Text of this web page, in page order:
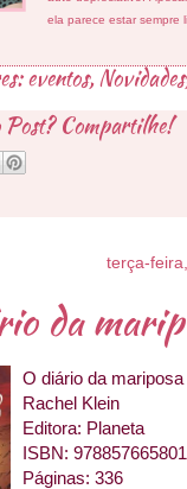
ela parece estar sempre
eventos,Novidades
Post? Compartilhe!
terça-
da
O diário da mariposa
Rachel Klein
Editora: Planeta
ISBN:
Páginas: 336